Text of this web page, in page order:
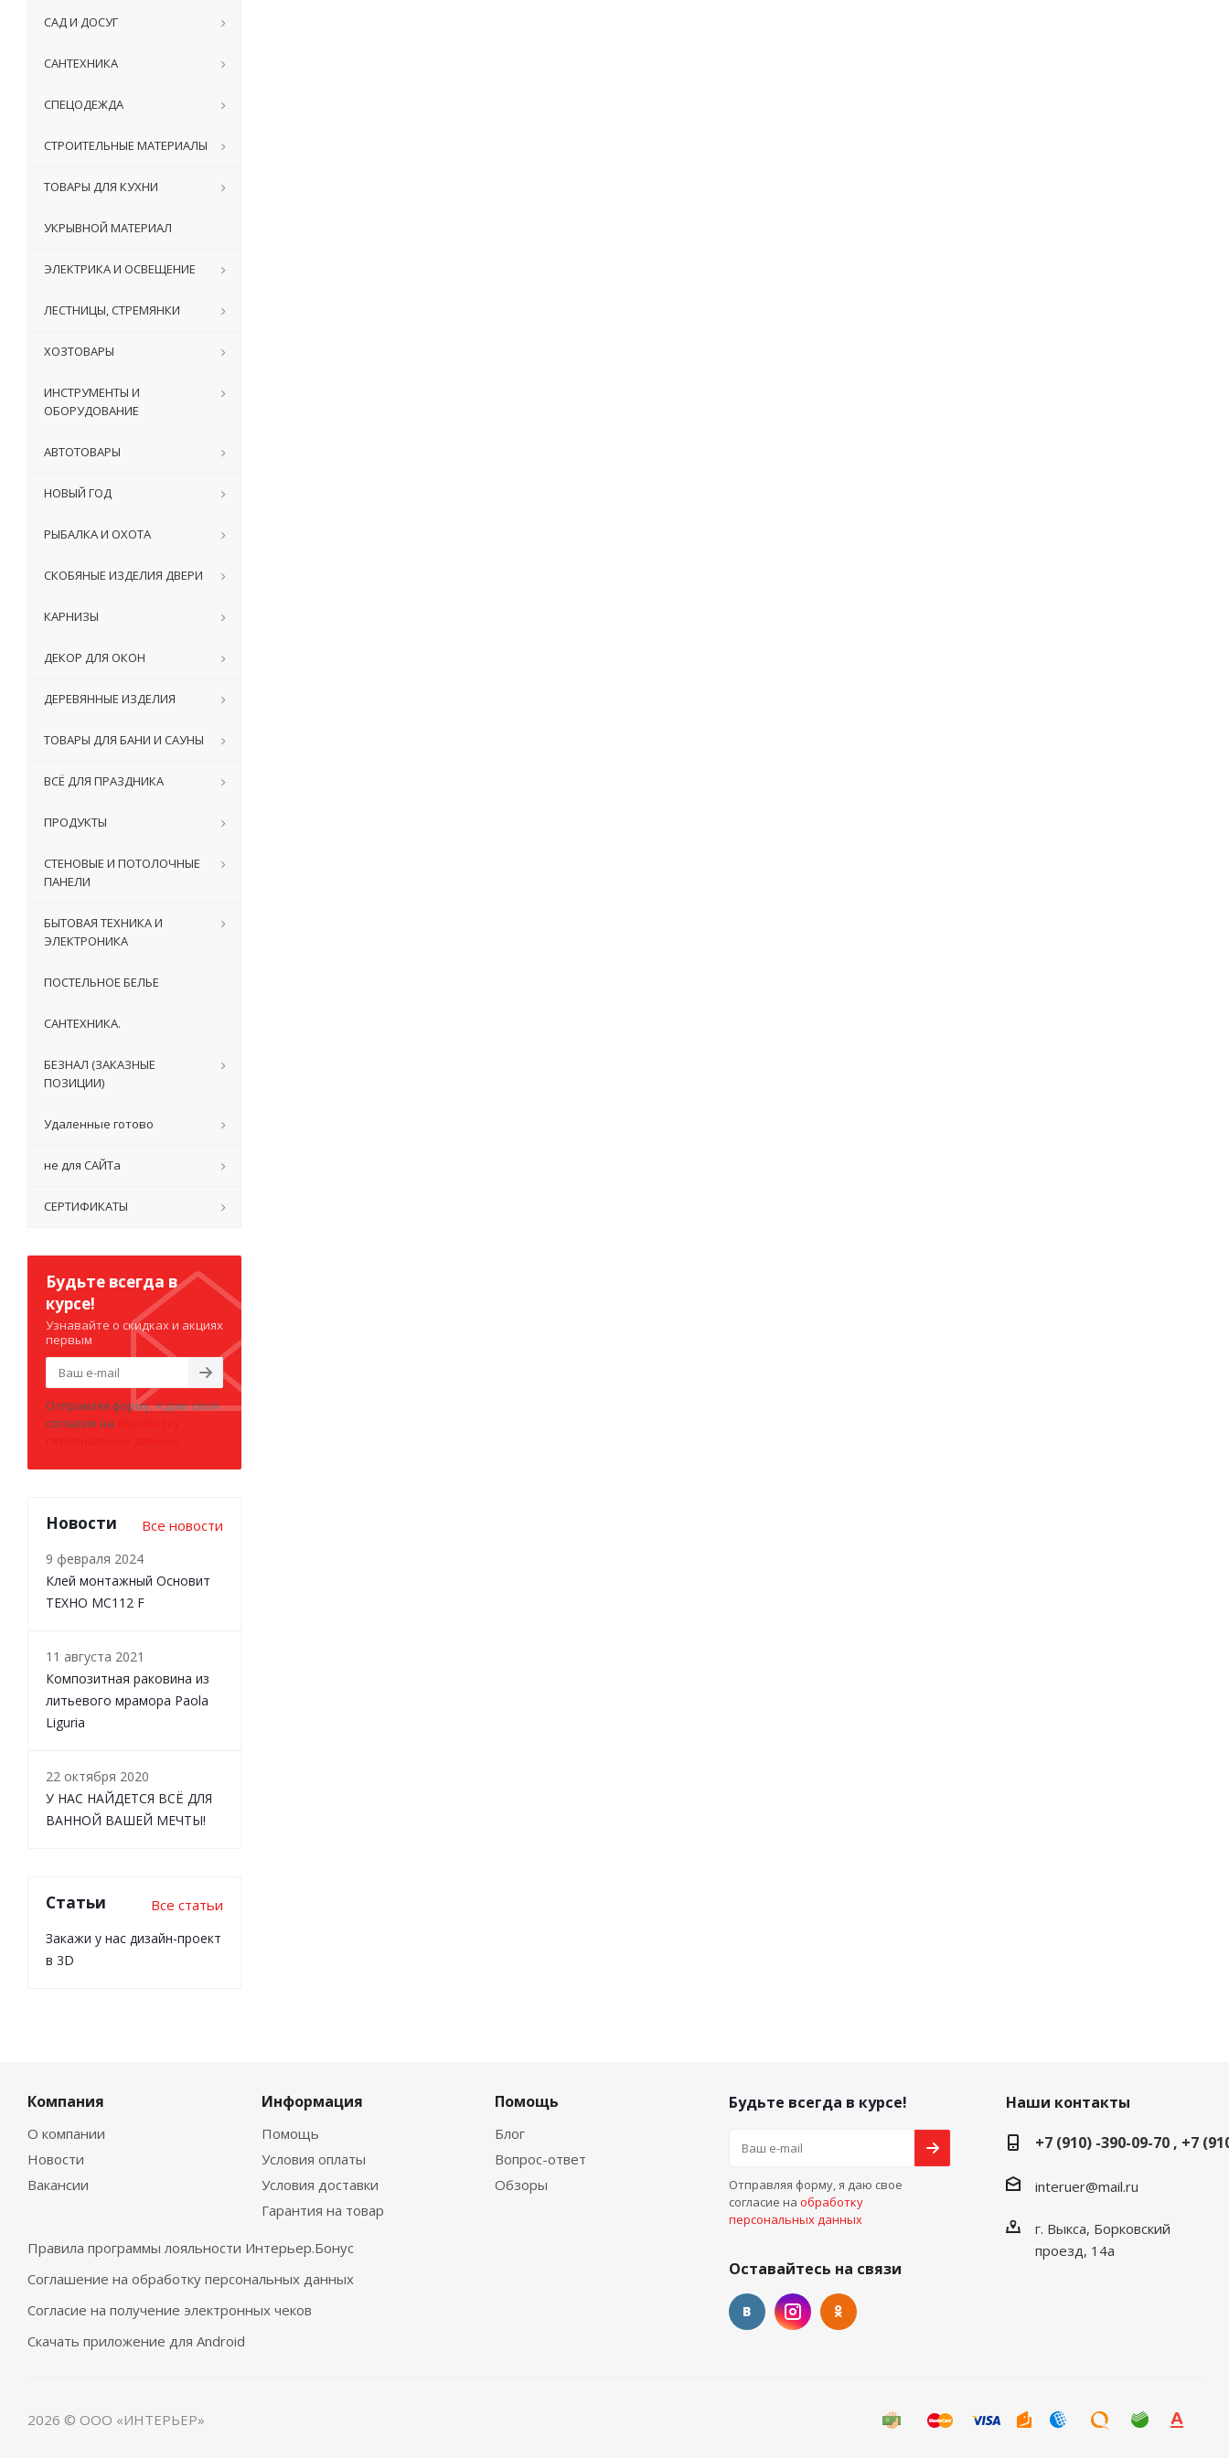
САД И ДОСУГ
САНТЕХНИКА
СПЕЦОДЕЖДА
СТРОИТЕЛЬНЫЕ МАТЕРИАЛЫ
ТОВАРЫ ДЛЯ КУХНИ
УКРЫВНОЙ МАТЕРИАЛ
ЭЛЕКТРИКА И ОСВЕЩЕНИЕ
ЛЕСТНИЦЫ, СТРЕМЯНКИ
ХОЗТОВАРЫ
ИНСТРУМЕНТЫ И
ОБОРУДОВАНИЕ
АВТОТОВАРЫ
НОВЫЙ ГОД
РЫБАЛКА И ОХОТА
СКОБЯНЫЕ ИЗДЕЛИЯ ДВЕРИ
КАРНИЗЫ
ДЕКОР ДЛЯ ОКОН
ДЕРЕВЯННЫЕ ИЗДЕЛИЯ
ТОВАРЫ ДЛЯ БАНИ И САУНЫ
ВСЁ ДЛЯ ПРАЗДНИКА
ПРОДУКТЫ
СТЕНОВЫЕ И ПОТОЛОЧНЫЕ
ПАНЕЛИ
БЫТОВАЯ ТЕХНИКА И
ЭЛЕКТРОНИКА
ПОСТЕЛЬНОЕ БЕЛЬЕ
САНТЕХНИКА.
БЕЗНАЛ (ЗАКАЗНЫЕ
ПОЗИЦИИ)
Удаленные готово
не для САЙТа
СЕРТИФИКАТЫ
Будьте всегда в
курсе!
Узнавайте о скидках и акциях
первым
Отправляя форму, я даю свое
согласие на
Новости Все новости
9 февраля 2024
Клей монтажный Основит
ТЕХНО MC112 F
11 августа 2021
Композитная раковина из
литьевого мрамора Paola
Liguria
22 октября 2020
У НАС НАЙДЕТСЯ ВСЁ ДЛЯ
ВАННОЙ ВАШЕЙ МЕЧТЫ!
Статьи Все статьи
Закажи у нас дизайн-проект
в 3D
Компания
О компании
Новости
Вакансии
Информация
Помощь
Условия оплаты
Условия доставки
Гарантия на товар
Помощь
Блог
Вопрос-ответ
Обзоры
Правила программы лояльности Интерьер.Бонус
Соглашение на обработку персональных данных
Согласие на получение электронных чеков
Скачать приложение для Android
Будьте всегда в курсе!
Отправляя форму, я даю свое
согласие на обработку
персональных данных
Оставайтесь на связи
Наши контакты
+7 (910) -390-09-70 , +7
interuer@mail.ru
г. Выкса, Борковский
проезд, 14а
2026 © ООО «ИНТЕРЬЕР»